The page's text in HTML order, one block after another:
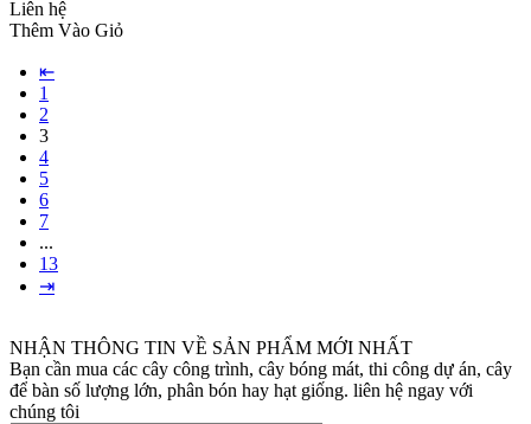
Liên hệ
Thêm Vào Giỏ
⇤
1
2
3
4
5
6
7
...
13
⇥
NHẬN THÔNG TIN VỀ SẢN PHẨM MỚI NHẤT
Bạn cần mua các cây công trình, cây bóng mát, thi công dự án, cây
để bàn số lượng lớn, phân bón hay hạt giống. liên hệ ngay với
chúng tôi